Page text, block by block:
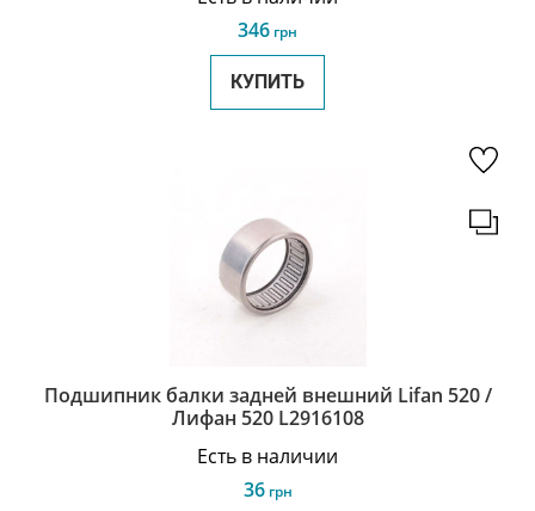
346 грн
КУПИТЬ
Подшипник балки задней внешний Lifan 520 /
Лифан 520 L2916108
Есть в наличии
36грн